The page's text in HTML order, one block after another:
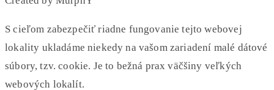
S cieľom zabezpečiť riadne fungovanie tejto webovej
lokality ukladáme niekedy na vašom zariadení malé dátové
súbory, tzv. cookie. Je to bežná prax väčšiny veľkých
webových lokalít.